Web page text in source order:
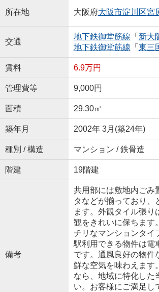
所在地 大阪府大阪市淀川区宮
交通
地下鉄御堂筋線 「 新大
地下鉄御堂筋線 「 東三
賃料 6.9万円
管理費等 9,000円
面積 29.30㎡
築年月 2002年 3月(築24年)
種別 / 構造 マンション / 鉄骨造
階建 19階建
備考
共用部には敷地内ごみ
タなどが揃っており、
ます。外観タイル張り
観をきれいに保ちます
チリなマンションタイ
駅利用できる物件は電
です。通風良好の物件
鮮な空気を味わえます
なら、地域に特化した
い。お客様にご満足し